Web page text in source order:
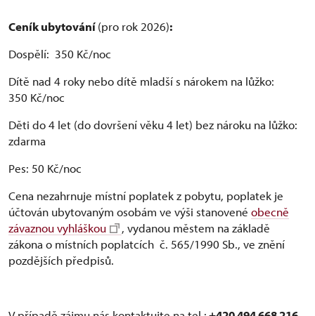
Ceník ubytování(pro rok 2026):
Dospělí: 350 Kč/noc
Dítě nad 4 roky nebo dítě mladší s nárokem na lůžko:
350 Kč/noc
Děti do 4 let (do dovršení věku 4 let) bez nároku na lůžko:
zdarma
Pes: 50 Kč/noc
Cena nezahrnuje místní poplatek z pobytu, poplatek je
účtován ubytovaným osobám ve výši stanovené obecně
závaznou vyhláškou
, vydanou městem na základě
zákona o místních poplatcích č. 565/1990 Sb., ve znění
pozdějších předpisů.